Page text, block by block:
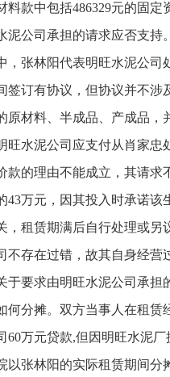
料款中包括486329元的固定
泥公司承担的请求应否支持
，张林阳代表明旺水泥公司
签订有协议，但协议并不涉
原材料、半成品、产成品，
旺水泥公司应支付从肖家忠
款的理由不能成立，其请求
43万元，因其投入时承诺该
，租赁期满后自行处理或另
不存在过错，故其自身经营
于要求由明旺水泥公司承担
何分摊。双方当事人在租赁
60万元贷款,但因明旺水泥
以张林阳的实际租赁期间分